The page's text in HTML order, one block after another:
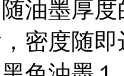
油墨厚
密度随